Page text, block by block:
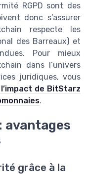
RGPD sont des
donc s’assurer
respecte les
des Barreaux) et
Pour mieux
dans l’univers
juridiques, vous
de BitStarz
.
grâce à la